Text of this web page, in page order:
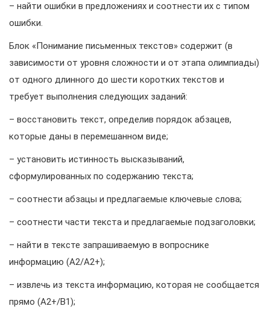
– найти ошибки в предложениях и соотнести их с типом
ошибки.
Блок «Понимание письменных текстов» содержит (в
зависимости от уровня сложности и от этапа олимпиады)
от одного длинного до шести коротких текстов и
требует выполнения следующих заданий:
– восстановить текст, определив порядок абзацев,
которые даны в перемешанном виде;
– установить истинность высказываний,
сформулированных по содержанию текста;
– соотнести абзацы и предлагаемые ключевые слова;
– соотнести части текста и предлагаемые подзаголовки;
– найти в тексте запрашиваемую в вопроснике
информацию (А2/А2+);
– извлечь из текста информацию, которая не сообщается
прямо (А2+/В1);